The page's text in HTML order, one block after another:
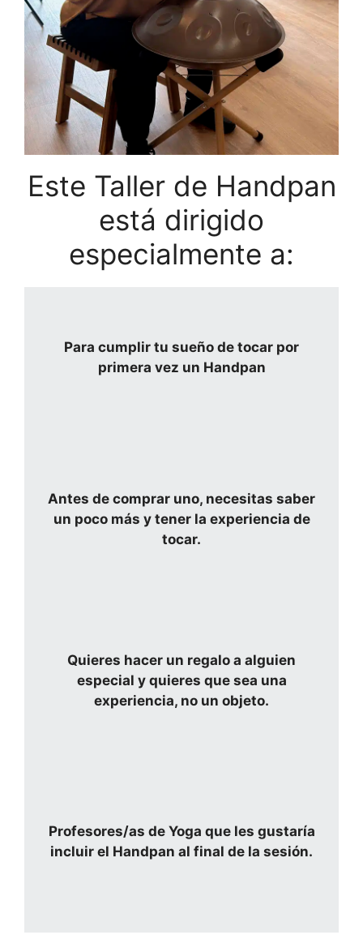
Este Taller de Handpan
está dirigido
especialmente a:
Para cumplir tu sueño de tocar por
primera vez un Handpan
Antes de comprar uno, necesitas saber
un poco más y tener la experiencia de
tocar.
Quieres hacer un regalo a alguien
especial y quieres que sea una
experiencia, no un objeto.
Profesores/as de Yoga que les gustaría
incluir el Handpan al final de la sesión.